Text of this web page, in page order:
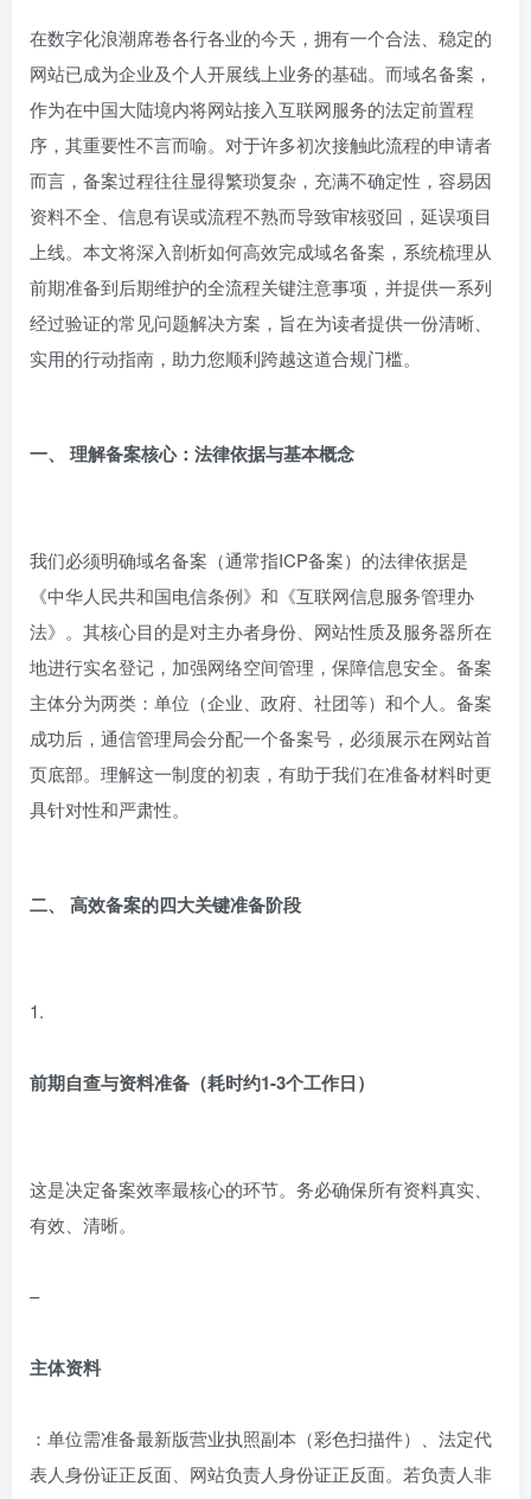
在数字化浪潮席卷各行各业的今天，拥有一个合法、稳定的
网站已成为企业及个人开展线上业务的基础。而域名备案，
作为在中国大陆境内将网站接入互联网服务的法定前置程
序，其重要性不言而喻。对于许多初次接触此流程的申请者
而言，备案过程往往显得繁琐复杂，充满不确定性，容易因
资料不全、信息有误或流程不熟而导致审核驳回，延误项目
上线。本文将深入剖析如何高效完成域名备案，系统梳理从
前期准备到后期维护的全流程关键注意事项，并提供一系列
经过验证的常见问题解决方案，旨在为读者提供一份清晰、
实用的行动指南，助力您顺利跨越这道合规门槛。
一、 理解备案核心：法律依据与基本概念
我们必须明确域名备案（通常指ICP备案）的法律依据是
《中华人民共和国电信条例》和《互联网信息服务管理办
法》。其核心目的是对主办者身份、网站性质及服务器所在
地进行实名登记，加强网络空间管理，保障信息安全。备案
主体分为两类：单位（企业、政府、社团等）和个人。备案
成功后，通信管理局会分配一个备案号，必须展示在网站首
页底部。理解这一制度的初衷，有助于我们在准备材料时更
具针对性和严肃性。
二、 高效备案的四大关键准备阶段
1.
前期自查与资料准备（耗时约1-3个工作日）
这是决定备案效率最核心的环节。务必确保所有资料真实、
有效、清晰。
–
主体资料
：单位需准备最新版营业执照副本（彩色扫描件）、法定代
表人身份证正反面、网站负责人身份证正反面。若负责人非